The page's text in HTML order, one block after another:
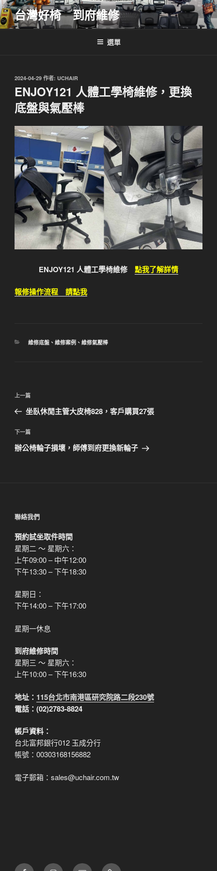
跳
至
主
台灣好椅 到府維修
選單
發
佈
於
2024-04-29 作者: UCHAIR
ENJOY121 人體工學椅維修，更換
底盤與氣壓棒
ENJOY121 人體工學椅維修 點我了解詳情
報修操作流程 請點我
分
維修底盤、 維修案例 、 維修氣壓棒
文
導
覽
上
一
文
章
上一篇
坐臥休閒主管大皮椅828，客戶購買27張
下
一
下一篇
辦公椅輪子損壞，師傅到府更換新輪子
聯絡我們
預約試坐取件時間
星期二 ～ 星期六：
上午09:00 – 中午12:00
下午13:30 – 下午18:30
星期日：
下午14:00 – 下午17:00
星期一休息
到府維修時間
星期三 ～ 星期六：
上午10:00 – 下午16:30
地址： 115台北市南港區研究院路二段230號
電話：(02)2783-8824
帳戶資料：
台北富邦銀行012 玉成分行
帳號：00303168156882
電子郵箱：sales@uchair.com.tw
FB IG 電 LINE